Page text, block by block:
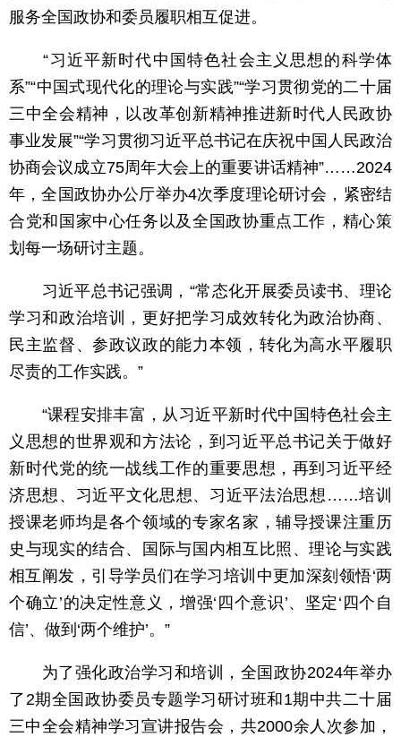
服务全国政协和委员履职相互促进。
“习近平新时代中国特色社会主义思想的科学体
系”“中国式现代化的理论与实践”“学习贯彻党的二十届
三中全会精神，以改革创新精神推进新时代人民政协
事业发展”“学习贯彻习近平总书记在庆祝中国人民政治
协商会议成立75周年大会上的重要讲话精神”……2024
年，全国政协办公厅举办4次季度理论研讨会，紧密结
合党和国家中心任务以及全国政协重点工作，精心策
划每一场研讨主题。
习近平总书记强调，“常态化开展委员读书、理论
学习和政治培训，更好把学习成效转化为政治协商、
民主监督、参政议政的能力本领，转化为高水平履职
尽责的工作实践。”
“课程安排丰富，从习近平新时代中国特色社会主
义思想的世界观和方法论，到习近平总书记关于做好
新时代党的统一战线工作的重要思想，再到习近平经
济思想、习近平文化思想、习近平法治思想……培训
授课老师均是各个领域的专家名家，辅导授课注重历
史与现实的结合、国际与国内相互比照、理论与实践
相互阐发，引导学员们在学习培训中更加深刻领悟‘两
个确立’的决定性意义，增强‘四个意识’、坚定‘四个自
信’、做到‘两个维护’。”
为了强化政治学习和培训，全国政协2024年举办
了2期全国政协委员专题学习研讨班和1期中共二十届
三中全会精神学习宣讲报告会，共2000余人次参加，